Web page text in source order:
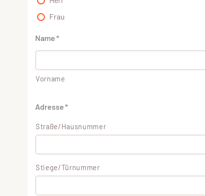
Frau
Name*
Vorname
Adresse*
Straße/Hausnummer
Stiege/Türnummer